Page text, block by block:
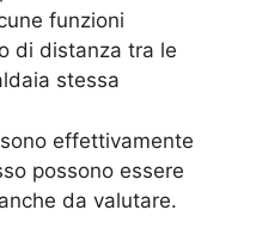
funzioni
di distanza tra le
stessa
effettivamente
possono essere
da valutare.